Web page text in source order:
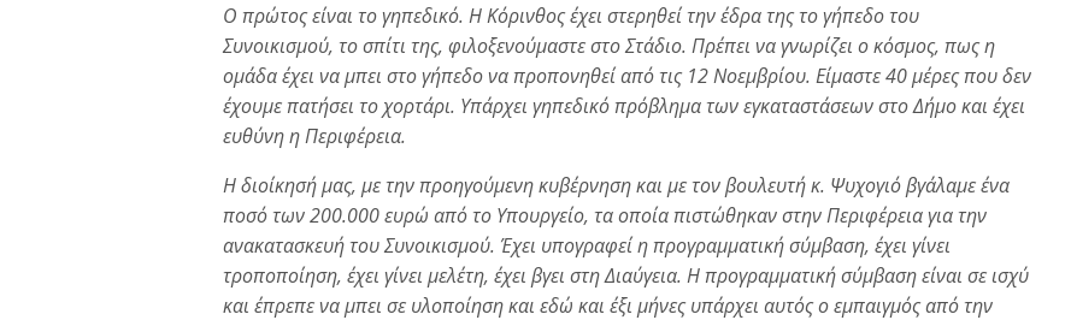
Ο πρώτος είναι το γηπεδικό. Η Κόρινθος έχει στερηθεί την έδρα της το γήπεδο του
Συνοικισμού, το σπίτι της, φιλοξενούμαστε στο Στάδιο. Πρέπει να γνωρίζει ο κόσμος, πως η
ομάδα έχει να μπει στο γήπεδο να προπονηθεί από τις 12 Νοεμβρίου. Είμαστε 40 μέρες που δεν
έχουμε πατήσει το χορτάρι. Υπάρχει γηπεδικό πρόβλημα των εγκαταστάσεων στο Δήμο και έχει
ευθύνη η Περιφέρεια.
Η διοίκησή μας, με την προηγούμενη κυβέρνηση και με τον βουλευτή κ. Ψυχογιό βγάλαμε ένα
ποσό των 200.000 ευρώ από το Υπουργείο, τα οποία πιστώθηκαν στην Περιφέρεια για την
ανακατασκευή του Συνοικισμού. Έχει υπογραφεί η προγραμματική σύμβαση, έχει γίνει
τροποποίηση, έχει γίνει μελέτη, έχει βγει στη Διαύγεια. Η προγραμματική σύμβαση είναι σε ισχύ
και έπρεπε να μπει σε υλοποίηση και εδώ και έξι μήνες υπάρχει αυτός ο εμπαιγμός από την